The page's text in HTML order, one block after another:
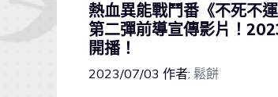
熱血異能戰鬥番《不死不
第二彈前導宣傳影片！
開播！
2023/07/03 作者: 鬆餅